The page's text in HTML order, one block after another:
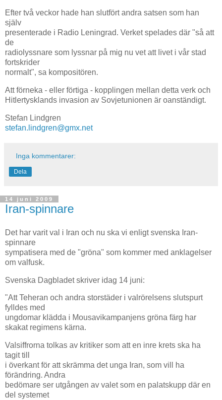
Efter två veckor hade han slutfört andra satsen som han
själv
presenterade i Radio Leningrad. Verket spelades där "så att
de
radiolyssnare som lyssnar på mig nu vet att livet i vår stad
fortskrider
normalt", sa kompositören.
Att förneka - eller förtiga - kopplingen mellan detta verk och
Hitlertysklands invasion av Sovjetunionen är oanständigt.
Stefan Lindgren
stefan.lindgren@gmx.net
Inga kommentarer:
Dela
14 juni 2009
Iran-spinnare
Det har varit val i Iran och nu ska vi enligt svenska Iran-
spinnare
sympatisera med de "gröna" som kommer med anklagelser
om valfusk.
Svenska Dagbladet skriver idag 14 juni:
"Att Teheran och andra storstäder i valrörelsens slutspurt
fylldes med
ungdomar klädda i Mousavikampanjens gröna färg har
skakat regimens kärna.
Valsiffrorna tolkas av kritiker som att en inre krets ska ha
tagit till
i överkant för att skrämma det unga Iran, som vill ha
förändring. Andra
bedömare ser utgången av valet som en palatskupp där en
del systemet